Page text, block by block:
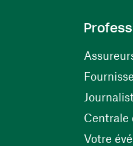
Centrale
Votre